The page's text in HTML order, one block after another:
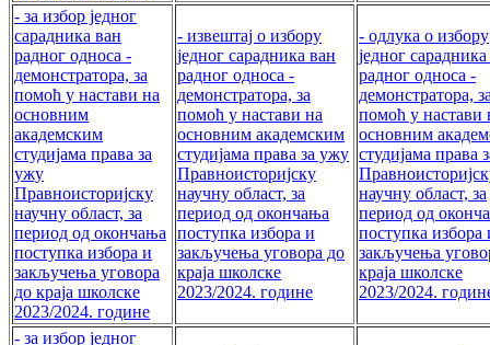
- за избор једног
сарадника ван
радног односа -
демонстратора, за
помоћ у настави на
основним
академским
студијама права за
ужу
Правноисторијску
научну област, за
период од окончања
поступка избора и
закључења уговора
до краја школске
2023/2024. године
- извештај о избору
једног сарадника ван
радног односа -
демонстратора, за
помоћ у настави на
основним академским
студијама права за ужу
Правноисторијску
научну област, за
период од окончања
поступка избора и
закључења уговора до
краја школске
2023/2024. године
- одлука о избору
једног
радног односа -
демонстратора,
помоћ у настави
основним
студијама права
научну област, за
период од
поступка избора
закључења
краја школске
2023/2024.
- за избор једног